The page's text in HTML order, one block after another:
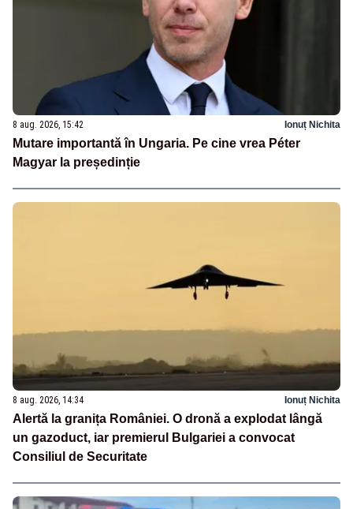
8 aug. 2026, 15:42 Ionuț Nichita
Mutare importantă în Ungaria. Pe cine vrea Péter
Magyar la președinție
8 aug. 2026, 14:34 Ionuț Nichita
Alertă la granița României. O dronă a explodat lângă
un gazoduct, iar premierul Bulgariei a convocat
Consiliul de Securitate